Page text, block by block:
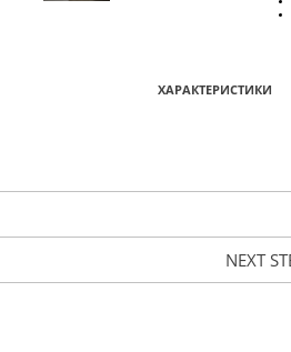
ХАРАКТЕРИСТИКИ
NEXT